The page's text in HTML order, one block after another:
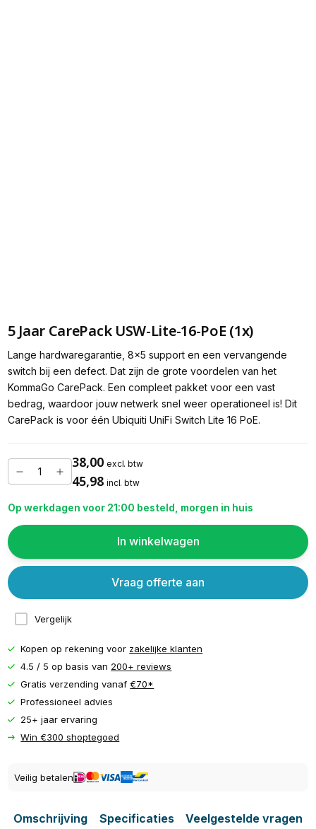
5 Jaar CarePack USW-Lite-16-PoE (1x)
Lange hardwaregarantie, 8x5 support en een vervangende
switch bij een defect. Dat zijn de grote voordelen van het
KommaGo CarePack. Een compleet pakket voor een vast
bedrag, waardoor jouw netwerk snel weer operationeel is! Dit
CarePack is voor één Ubiquiti UniFi Switch Lite 16 PoE.
38,00 excl. btw
45,98 incl. btw
Op werkdagen voor 21:00 besteld, morgen in huis
In winkelwagen
Vergelijk
Vraag offerte aan
Kopen op rekening voor zakelijke klanten
4.5 / 5 op basis van 200+ reviews
Gratis verzending vanaf€70*
Professioneel advies
25+ jaar ervaring
Win €300 shoptegoed
Veilig betalen
Omschrijving Specificaties Veelgestelde vragen